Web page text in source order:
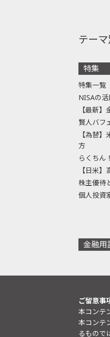
テー
特集
特集一覧
NISAの
【最新
賢人バフ
【為替
方
らくちん
【日米
株主優待
個人投資
金融用
ご留意事
本コンテ
本コンテ
るもので